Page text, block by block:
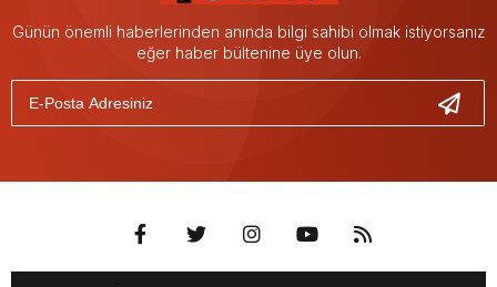
Günün önemli haberlerinden anında bilgi sahibi olmak istiyorsanız
eğer haber bültenine üye olun.